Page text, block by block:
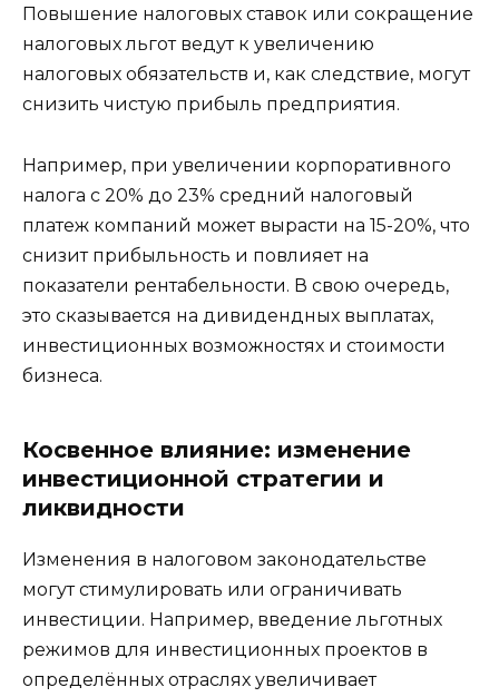
Повышение налоговых ставок или сокращение
налоговых льгот ведут к увеличению
налоговых обязательств и, как следствие, могут
снизить чистую прибыль предприятия.
Например, при увеличении корпоративного
налога с 20% до 23% средний налоговый
платеж компаний может вырасти на 15-20%, что
снизит прибыльность и повлияет на
показатели рентабельности. В свою очередь,
это сказывается на дивидендных выплатах,
инвестиционных возможностях и стоимости
бизнеса.
Косвенное влияние: изменение
инвестиционной стратегии и
ликвидности
Изменения в налоговом законодательстве
могут стимулировать или ограничивать
инвестиции. Например, введение льготных
режимов для инвестиционных проектов в
определённых отраслях увеличивает